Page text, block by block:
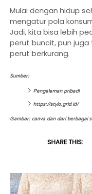
Mulai dengan hidup
mengatur pola
Jadi, kita bisa lebih
perut buncit, pun
perut berkurang.
Sumber:
Pengalaman pribadi
https://stylo.grid.id/
Gambar: canva dan dari berbagai
SHARE THIS: